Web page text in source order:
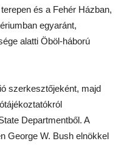
és a Fehér Házban,
egyaránt,
alatti Öböl-háború
szerkesztőjeként, majd
Departmentből. A
George W. Bush elnökkel